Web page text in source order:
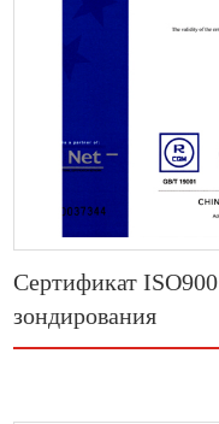
Сертификат
зондирования